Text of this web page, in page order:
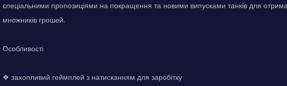
спеціальними пропозиціями на покращення та новими випусками танків для
множників грошей.
Особливості
❖ захопливий геймплей з натисканням для заробітку